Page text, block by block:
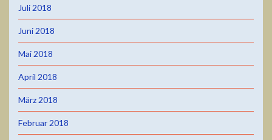
Juli 2018
Juni 2018
Mai 2018
April 2018
März 2018
Februar 2018